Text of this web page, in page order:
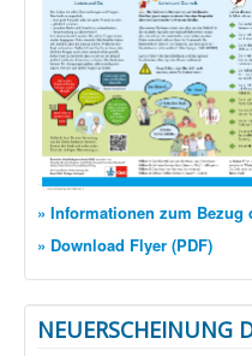
» Informationen zum Bezug
» Download Flyer (PDF)
NEUERSCHEINUNG